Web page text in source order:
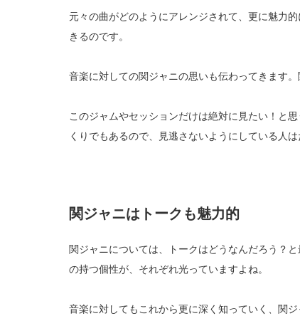
元々の曲がどのようにアレンジされて、更に魅力
きるのです。
音楽に対しての関ジャニの思いも伝わってきます
このジャムやセッションだけは絶対に見たい！と
くりでもあるので、見逃さないようにしている人
関ジャニはトークも魅力的
関ジャニについては、トークはどうなんだろう？
の持つ個性が、それぞれ光っていますよね。
音楽に対してもこれから更に深く知っていく、関